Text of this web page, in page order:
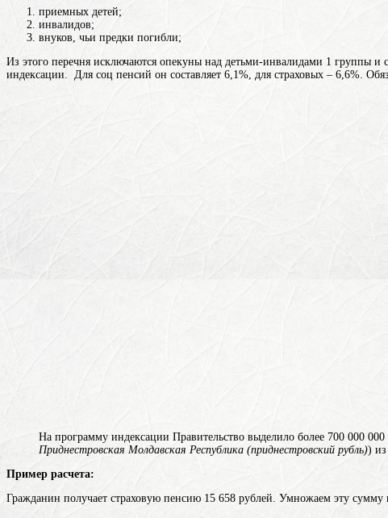
приемных детей;
инвалидов;
внуков, чьи предки погибли;
Из этого перечня исключаются опекуны над детьми-инвалидами 1 группы
индексации. Для соц пенсий он составляет 6,1%, для страховых – 6,6%.
На программу индексации Правительство выделило более 700 000 000
Приднестровская Молдавская Республика (приднестровский рубль)) из
Пример расчета:
Гражданин получает страховую пенсию 15 658 рублей. Умножаем эту сумму